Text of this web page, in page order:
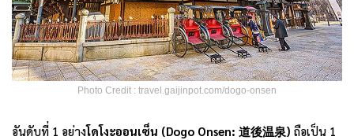
Photo Credit : travel.gaijinpot.com/dogo-onsen
อันดับที่ 1 อย่างโดโงะออนเซ็น (Dogo Onsen: 道後温泉) ถือเป็น 1